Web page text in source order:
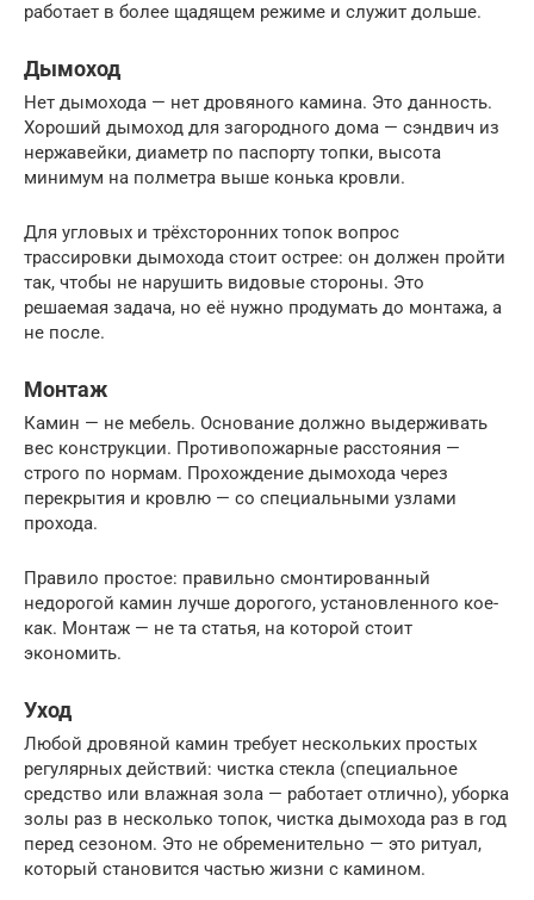
работает в более щадящем режиме и служит дольше.
Дымоход
Нет дымохода — нет дровяного камина. Это данность.
Хороший дымоход для загородного дома — сэндвич из
нержавейки, диаметр по паспорту топки, высота
минимум на полметра выше конька кровли.
Для угловых и трёхсторонних топок вопрос
трассировки дымохода стоит острее: он должен пройти
так, чтобы не нарушить видовые стороны. Это
решаемая задача, но её нужно продумать до монтажа, а
не после.
Монтаж
Камин — не мебель. Основание должно выдерживать
вес конструкции. Противопожарные расстояния —
строго по нормам. Прохождение дымохода через
перекрытия и кровлю — со специальными узлами
прохода.
Правило простое: правильно смонтированный
недорогой камин лучше дорогого, установленного кое-
как. Монтаж — не та статья, на которой стоит
экономить.
Уход
Любой дровяной камин требует нескольких простых
регулярных действий: чистка стекла (специальное
средство или влажная зола — работает отлично), уборка
золы раз в несколько топок, чистка дымохода раз в год
перед сезоном. Это не обременительно — это ритуал,
который становится частью жизни с камином.